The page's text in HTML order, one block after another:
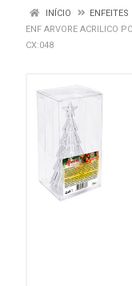
INÍCIO
ENF ARVORE ACRILICO
CX:048